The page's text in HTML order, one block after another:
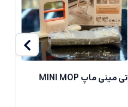
تی مینی ماپ MINI MOP